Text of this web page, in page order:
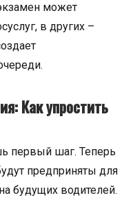
может
в других –
Как упростить
первый шаг. Теперь
предприняты для
будущих водителей.